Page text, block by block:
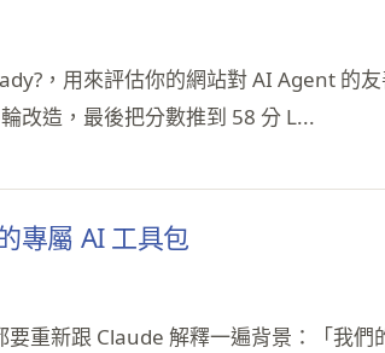
，用來評估你的網站對 AI Agent 的
改造，最後把分數推到 58 分 L...
專屬 AI 工具包
重新跟 Claude 解釋一遍背景：「我